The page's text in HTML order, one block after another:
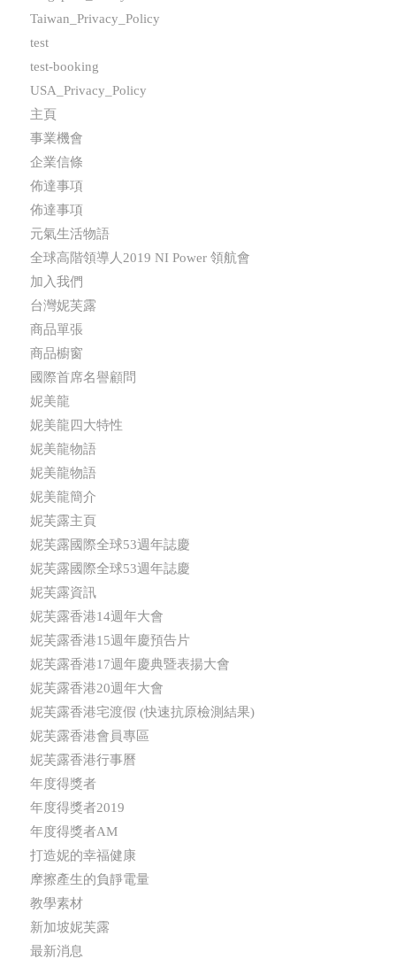
Taiwan_Privacy_Policy
test
test-booking
USA_Privacy_Policy
主頁
事業機會
企業信條
佈達事項
佈達事項
元氣生活物語
全球高階領導人2019 NI Power 領航會
加入我們
台灣妮芙露
商品單張
商品櫥窗
國際首席名譽顧問
妮美龍
妮美龍四大特性
妮美龍物語
妮美龍物語
妮美龍簡介
妮芙露主頁
妮芙露國際全球53週年誌慶
妮芙露國際全球53週年誌慶
妮芙露資訊
妮芙露香港14週年大會
妮芙露香港15週年慶預告片
妮芙露香港17週年慶典暨表揚大會
妮芙露香港20週年大會
妮芙露香港宅渡假 (快速抗原檢測結果)
妮芙露香港會員專區
妮芙露香港行事曆
年度得獎者
年度得獎者2019
年度得獎者AM
打造妮的幸福健康
摩擦產生的負靜電量
教學素材
新加坡妮芙露
最新消息